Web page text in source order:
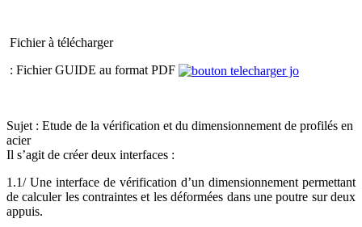
Fichier à télécharger
: Fichier GUIDE au format PDF
Sujet : Etude de la vérification et du dimensionnement de profilés en
acier
Il s’agit de créer deux interfaces :
1.1/ Une interface de vérification d’un dimensionnement permettant
de calculer les contraintes et les déformées dans une poutre sur deux
appuis.